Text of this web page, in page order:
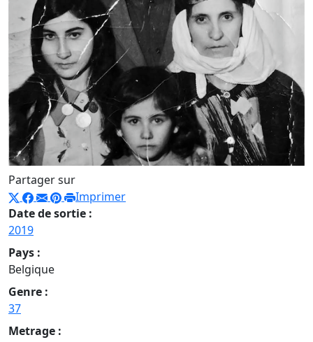
Partager sur
Imprimer
Date de sortie :
2019
Pays :
Belgique
Genre :
37
Metrage :